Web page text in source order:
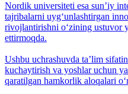
Nordik universiteti esa sunʼiy
tajribalarni uyg‘unlashtirgan
rivojlantirishni o‘zining ustuvor
ettirmoqda.
Ushbu uchrashuvda taʼlim
kuchaytirish va yoshlar uchun
qaratilgan hamkorlik aloqalari